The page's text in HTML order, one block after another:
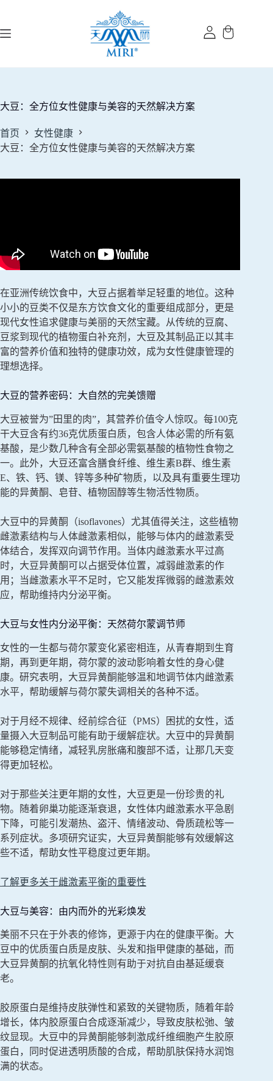
内
大豆：全方位女性健康与美容的天然解决方案
首页
女性健康
大豆：全方位女性健康与美容的天然解决方案
在亚洲传统饮食中，大豆占据着举足轻重的地位。这种
小小的豆类不仅是东方饮食文化的重要组成部分，更是
现代女性追求健康与美丽的天然宝藏。从传统的豆腐、
豆浆到现代的植物蛋白补充剂，大豆及其制品正以其丰
富的营养价值和独特的健康功效，成为女性健康管理的
理想选择。
大豆的营养密码：大自然的完美馈赠
大豆被誉为”田里的肉”，其营养价值令人惊叹。每100克
干大豆含有约36克优质蛋白质，包含人体必需的所有氨
基酸，是少数几种含有全部必需氨基酸的植物性食物之
一。此外，大豆还富含膳食纤维、维生素B群、维生素
E、铁、钙、镁、锌等多种矿物质，以及具有重要生理功
能的异黄酮、皂苷、植物固醇等生物活性物质。
大豆中的异黄酮（isoflavones）尤其值得关注，这些植物
雌激素结构与人体雌激素相似，能够与体内的雌激素受
体结合，发挥双向调节作用。当体内雌激素水平过高
时，大豆异黄酮可以占据受体位置，减弱雌激素的作
用；当雌激素水平不足时，它又能发挥微弱的雌激素效
应，帮助维持内分泌平衡。
大豆与女性内分泌平衡：天然荷尔蒙调节师
女性的一生都与荷尔蒙变化紧密相连，从青春期到生育
期，再到更年期，荷尔蒙的波动影响着女性的身心健
康。研究表明，大豆异黄酮能够温和地调节体内雌激素
水平，帮助缓解与荷尔蒙失调相关的各种不适。
对于月经不规律、经前综合征（PMS）困扰的女性，适
量摄入大豆制品可能有助于缓解症状。大豆中的异黄酮
能够稳定情绪，减轻乳房胀痛和腹部不适，让那几天变
得更加轻松。
对于那些关注更年期的女性，大豆更是一份珍贵的礼
物。随着卵巢功能逐渐衰退，女性体内雌激素水平急剧
下降，可能引发潮热、盗汗、情绪波动、骨质疏松等一
系列症状。多项研究证实，大豆异黄酮能够有效缓解这
些不适，帮助女性平稳度过更年期。
了解更多关于雌激素平衡的重要性
大豆与美容：由内而外的光彩焕发
美丽不只在于外表的修饰，更源于内在的健康平衡。大
豆中的优质蛋白质是皮肤、头发和指甲健康的基础，而
大豆异黄酮的抗氧化特性则有助于对抗自由基延缓衰
老。
胶原蛋白是维持皮肤弹性和紧致的关键物质，随着年龄
增长，体内胶原蛋白合成逐渐减少，导致皮肤松弛、皱
纹显现。大豆中的异黄酮能够刺激成纤维细胞产生胶原
蛋白，同时促进透明质酸的合成，帮助肌肤保持水润饱
满的状态。